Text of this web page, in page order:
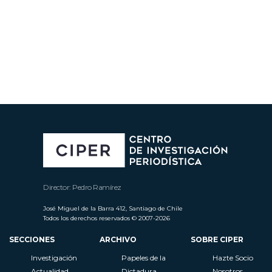
Director: Pedro Ramírez
José Miguel de la Barra 412, Santiago de Chile
Todos los derechos reservados © 2007-2026
SECCIONES
Investigación
ARCHIVO
Papeles de la
SOBRE CIPER
Hazte Socio